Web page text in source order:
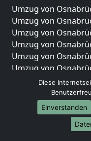
Umzug von
Umzug von
Umzug von
Umzug von
Umzug von
Umzug von
Umzug von
Umzug von
Umzug von
Umzug von
Umzug von
Diese
Einverstanden